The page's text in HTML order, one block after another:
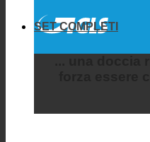
SET COMPLETI